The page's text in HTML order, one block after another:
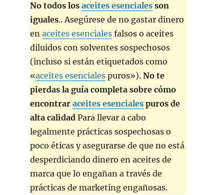
No todos los aceites esenciales son
iguales.. Asegúrese de no gastar dinero
en aceites esenciales falsos o aceites
diluidos con solventes sospechosos
(incluso si están etiquetados como
«aceites esenciales puros»). No te
pierdas la guía completa sobre cómo
encontrar aceites esenciales puros de
alta calidad Para llevar a cabo
legalmente prácticas sospechosas o
poco éticas y asegurarse de que no está
desperdiciando dinero en aceites de
marca que lo engañan a través de
prácticas de marketing engañosas.